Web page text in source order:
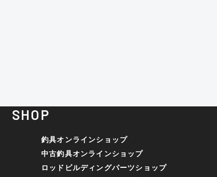
悪
ください。
SHOP
釣具オンラインショップ
中古釣具オンラインショップ
ロッドビルディングパーツショップ